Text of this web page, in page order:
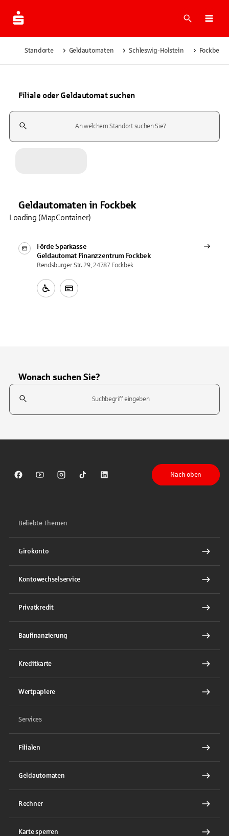
Suche
Standorte Geldautomaten Schleswig-Holstein Fockbek
Filiale oder Geldautomat suchen
Suchfeld
Geldautomaten in Fockbek
Förde Sparkasse
Geldautomat Finanzzentrum Fockbek
Rendsburger Str. 29, 24787 Fockbek
Loading (MapContainer)
Wonach suchen Sie?
Suchfeld
Sparkasse auf Facebook
Sparkasse auf Youtube
Sparkasse auf Instagram
Sparkasse auf TikTok
Sparkasse auf LinkedIn
Nach oben
Beliebte Themen
Girokonto
Kontowechselservice
Privatkredit
Baufinanzierung
Kreditkarte
Wertpapiere
Services
Filialen
Geldautomaten
Rechner
Karte sperren